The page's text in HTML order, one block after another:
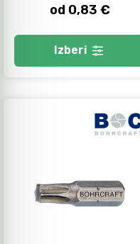
od 0,83 €
Izberi